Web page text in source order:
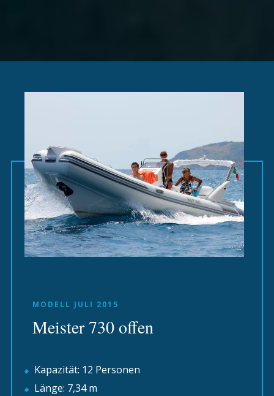
MODELL JULI 2015
Meister 730 offen
Kapazität: 12 Personen
Länge: 7,34 m